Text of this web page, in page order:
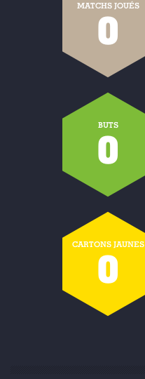
MATCHS JOUÉS
0
BUTS
0
CARTONS JAUNES
0